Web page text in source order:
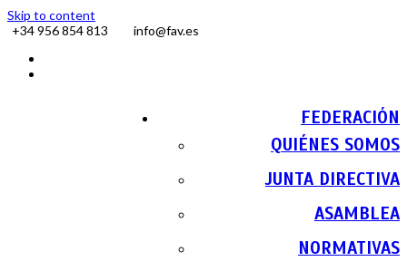
Skip to content
+34 956 854 813
info@fav.es
FEDERACIÓN
QUIÉNES SOMOS
JUNTA DIRECTIVA
ASAMBLEA
NORMATIVAS